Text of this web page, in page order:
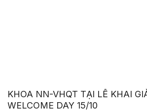
KHOA NN-VHQT TẠI LỄ KHAI
WELCOME DAY 15/10